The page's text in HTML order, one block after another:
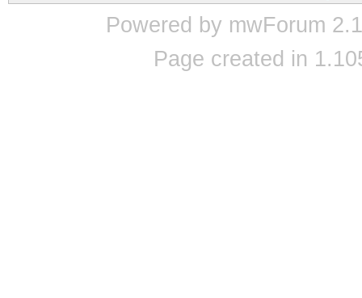
Powered by mwForum
Page created in